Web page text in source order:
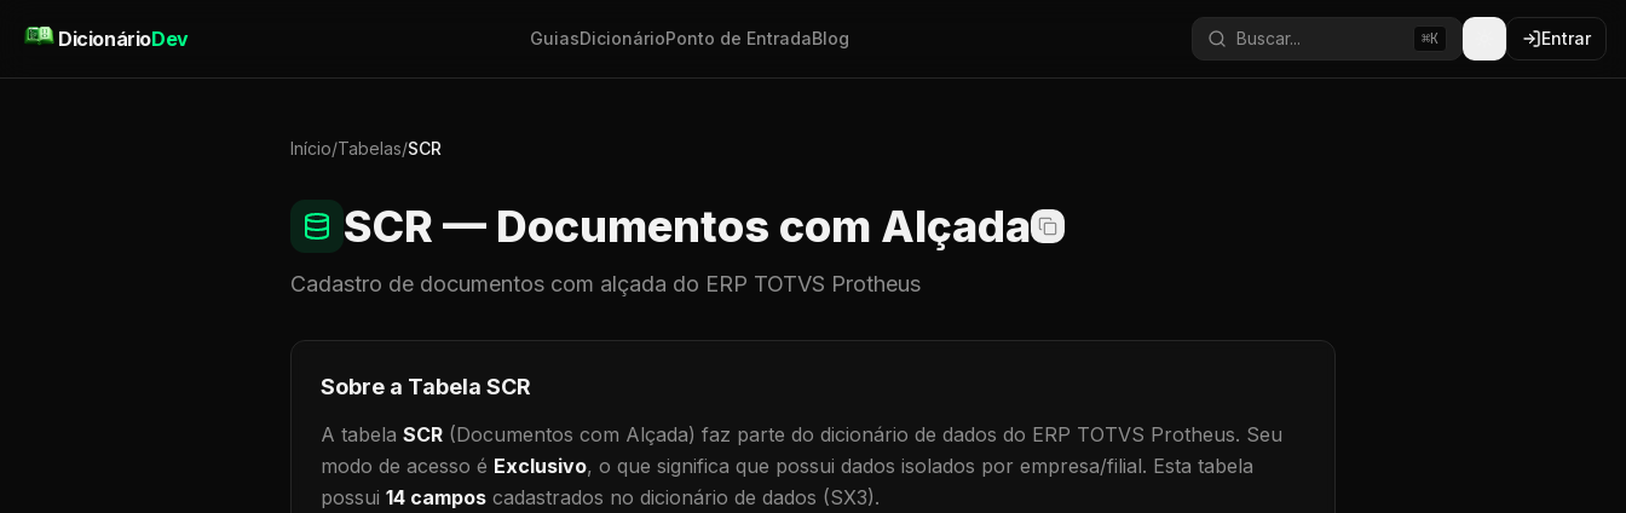
DicionárioDev GuiasDicionárioPonto de EntradaBlog Buscar... ⌘K Entrar
Início/Tabelas/SCR
SCR — Documentos com Alçada
Cadastro de documentos com alçada do ERP TOTVS Protheus
Sobre a Tabela SCR
A tabela SCR (Documentos com Alçada) faz parte do dicionário de dados do ERP TOTVS Protheus. Seu
modo de acesso é Exclusivo, o que significa que possui dados isolados por empresa/filial. Esta tabela
possui 14 campos cadastrados no dicionário de dados (SX3).